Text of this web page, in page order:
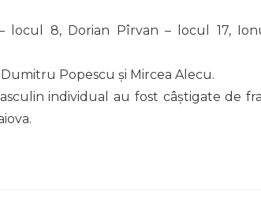
locul 8, Dorian Pîrvan – locul 17,
Popescu și Mircea Alecu.
individual au fost câștigate de